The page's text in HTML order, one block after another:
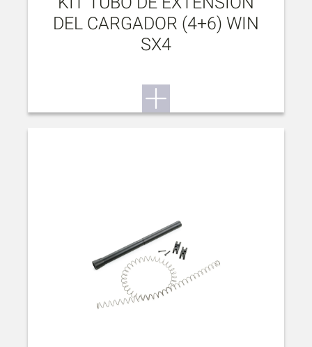
DEL CARGADOR (4+6) WIN
SX4